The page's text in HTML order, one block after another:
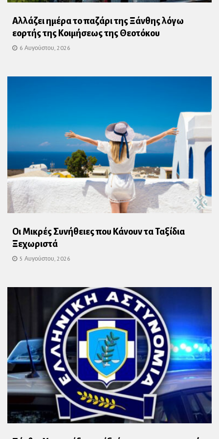
Αλλάζει ημέρα το παζάρι της Ξάνθης λόγω
εορτής της Κοιμήσεως της Θεοτόκου
6 Αυγούστου, 2026
Οι Μικρές Συνήθειες που Κάνουν τα Ταξίδια
Ξεχωριστά
5 Αυγούστου, 2026